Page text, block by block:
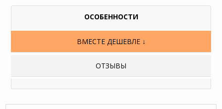
ОСОБЕННОСТИ
ВМЕСТЕ ДЕШЕВЛЕ ↓
ОТЗЫВЫ